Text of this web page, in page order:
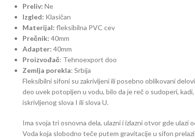
Preliv: Ne
Izgled: Klasičan
Materijal: fleksibilna PVC cev
Prečnik: 40mm
Adapter: 40mm
Proizvođač: Tehnoexport doo
Zemlja porekla: Srbija
Fleksibilni sifoni su zakrivljeni ili posebno oblikovani
deo uvek potopljen u vodu, bilo da je reč o sudoperi,
iskrivljenog slova I ili slova U.
Ima svoja tri osnovna dela, ulazni i izlazni otvor gde ulazi
Voda koja slobodno teče putem gravitacije u sifon